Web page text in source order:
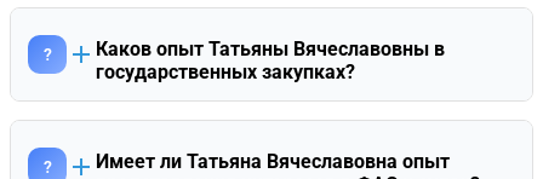
Федерации 3 класса. Она имеет опыт работы юристом в
различных государственных структурах, включая
Балашовского района. Ее профессиональный путь
?
Каков опыт Татьяны Вячеславовны в
государственных закупках?
Управлении Россельхознадзора по Калужской области.
?
Имеет ли Татьяна Вячеславовна опыт